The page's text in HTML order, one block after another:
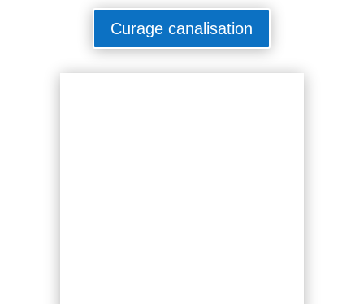
Curage canalisation